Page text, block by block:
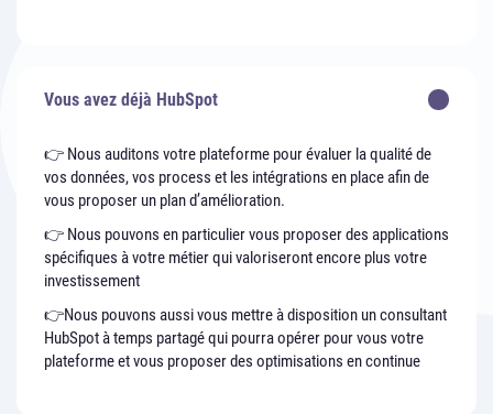
Vous avez déjà HubSpot
👉 Nous auditons votre plateforme pour évaluer la qualité de
vos données, vos process et les intégrations en place afin de
vous proposer un plan d’amélioration.
👉 Nous pouvons en particulier vous proposer des applications
spécifiques à votre métier qui valoriseront encore plus votre
investissement
👉Nous pouvons aussi vous mettre à disposition un consultant
HubSpot à temps partagé qui pourra opérer pour vous votre
plateforme et vous proposer des optimisations en continue